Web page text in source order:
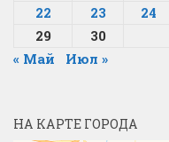
22
23 24
29
30
« Май
Июл »
НА КАРТЕ ГОРОДА